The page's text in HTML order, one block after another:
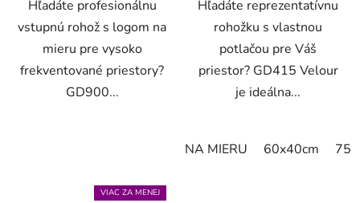
Hľadáte profesionálnu
vstupnú rohož s logom na
mieru pre vysoko
frekventované priestory?
GD900...
Hľadáte reprezentatívnu
rohožku s vlastnou
potlačou pre Váš
priestor? GD415 Velour
je ideálna...
NA MIERU 60x40cm
VIAC ZA MENEJ